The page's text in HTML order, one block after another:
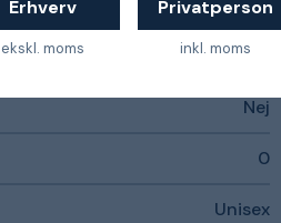
Erhverv
ekskl. moms
Privatperson
inkl. moms
XXS
Polyester
Nej
0
Unisex